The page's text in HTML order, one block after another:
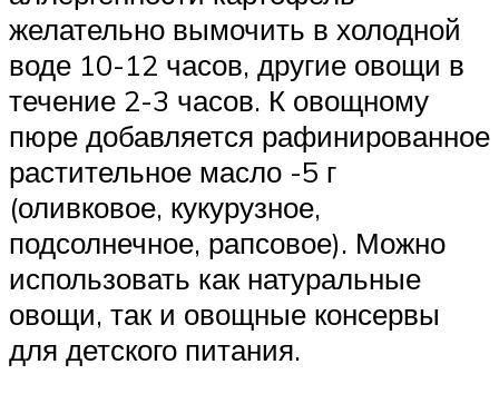
желательно вымочить в холодной
воде 10-12 часов, другие овощи в
течение 2-3 часов. К овощному
пюре добавляется рафинированное
растительное масло -5 г
(оливковое, кукурузное,
подсолнечное, рапсовое). Можно
использовать как натуральные
овощи, так и овощные консервы
для детского питания.